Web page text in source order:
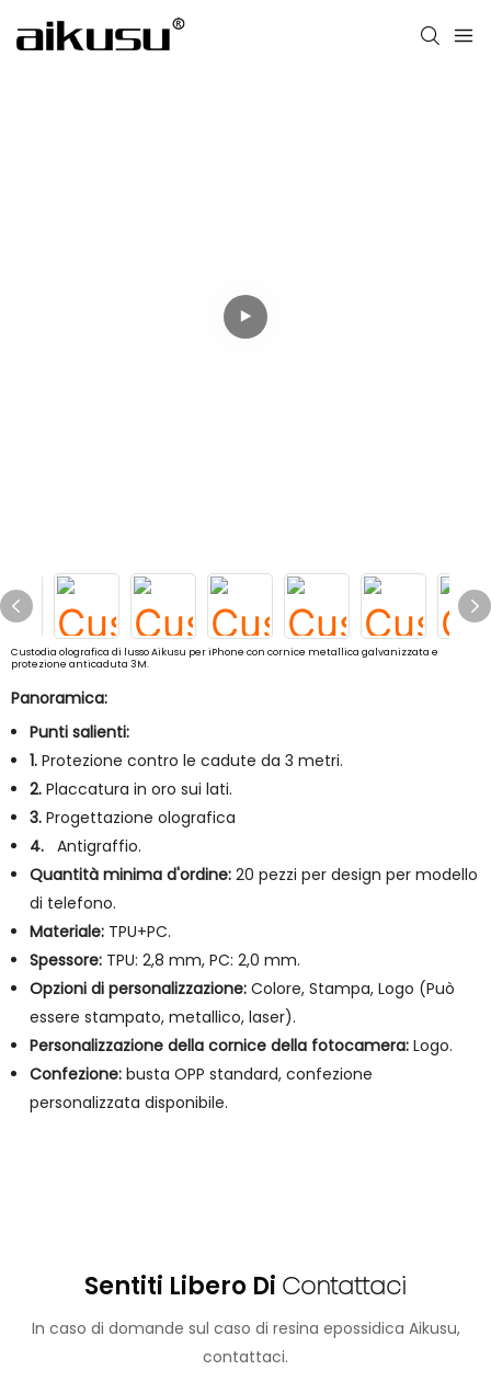
Custodia olografica di lusso Aikusu per iPhone con cornice metallica galvanizzata e
protezione anticaduta 3M.
Panoramica:
Punti salienti:
1.Protezione contro le cadute da 3 metri.
2.Placcatura in oro sui lati.
3.Progettazione olografica
4.
Antigraffio.
Quantità minima d'ordine:20 pezzi per design per modello
di telefono.
Materiale:TPU+PC.
Spessore:TPU: 2,8 mm, PC: 2,0 mm.
Opzioni di personalizzazione:Colore, Stampa, Logo (Può
essere stampato, metallico, laser).
Personalizzazione della cornice della fotocamera:Logo.
Confezione:busta OPP standard, confezione
personalizzata disponibile.
Sentiti Libero Di Contattaci
In caso di domande sul caso di resina epossidica Aikusu,
contattaci.